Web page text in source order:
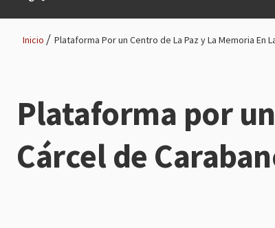
Main
navigation
de
navegación
Inicio Plataforma Por un Centro de La Paz y La Memoria En
Plataforma por
Cárcel de